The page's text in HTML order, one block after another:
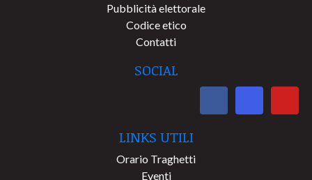
Pubblicità elettorale
Codice etico
Contatti
SOCIAL
LINKS UTILI
Orario Traghetti
Eventi